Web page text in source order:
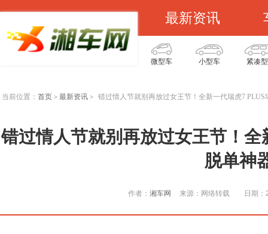
最新资讯
微型车 小型车 紧凑型
当前位置： 首页 > 最新资讯 > 错过情人节就别再放过女王节！全新一代瑞虎7 PLUS
错过情人节就别再放过女王节！
脱单神
作者： 湘车网 来源：网络转载 日期